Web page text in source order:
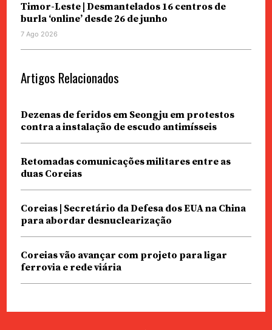
Timor-Leste | Desmantelados 16 centros de
burla ‘online’ desde 26 de junho
7 Ago 2026
Artigos Relacionados
Dezenas de feridos em Seongju em protestos
contra a instalação de escudo antimísseis
Retomadas comunicações militares entre as
duas Coreias
Coreias | Secretário da Defesa dos EUA na China
para abordar desnuclearização
Coreias vão avançar com projeto para ligar
ferrovia e rede viária